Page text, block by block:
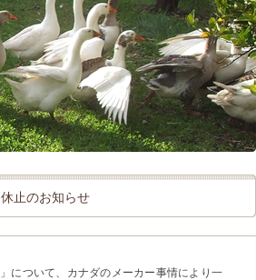
止のお知らせ
について、カナダのメーカー事情により一